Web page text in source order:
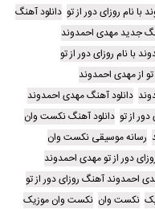
نام روزای دور از تو دانلود آهنگ
جدید مهدی احمدوند
با نام روزای دور از تو
از مهدی احمدوند
دانلود آهنگ مهدی احمدوند
از تو دانلود آهنگ نکست وان
رسانه موسیقی نکست وان
دور از تو مهدی احمدوند
احمدوند آهنگ روزای دور از تو
نکست وان نکست وان موزیک